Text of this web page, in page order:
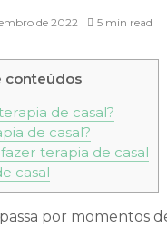
de 2022 5 min read
conteúdos
de casal?
de casal?
terapia de casal
casal
por momentos